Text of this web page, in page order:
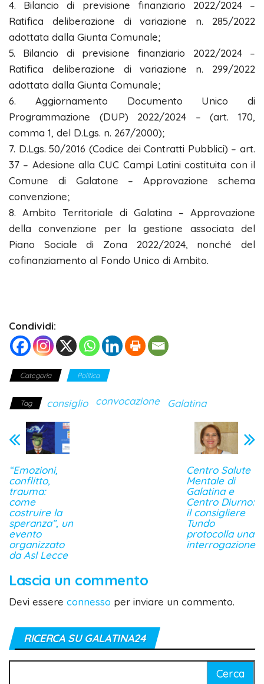
4. Bilancio di previsione finanziario 2022/2024 –
Ratifica deliberazione di variazione n. 285/2022
adottata dalla Giunta Comunale;
5. Bilancio di previsione finanziario 2022/2024 –
Ratifica deliberazione di variazione n. 299/2022
adottata dalla Giunta Comunale;
6. Aggiornamento Documento Unico di
Programmazione (DUP) 2022/2024 – (art. 170,
comma 1, del D.Lgs. n. 267/2000);
7. D.Lgs. 50/2016 (Codice dei Contratti Pubblici) – art.
37 – Adesione alla CUC Campi Latini costituita con il
Comune di Galatone – Approvazione schema
convenzione;
8. Ambito Territoriale di Galatina – Approvazione
della convenzione per la gestione associata del
Piano Sociale di Zona 2022/2024, nonché del
cofinanziamento al Fondo Unico di Ambito.
Condividi:
Categoria Politica
Tag consiglio convocazione Galatina
“Emozioni,
conflitto,
trauma:
come
costruire la
speranza”, un
evento
organizzato
da Asl Lecce
Centro Salute
Mentale di
Galatina e
Centro Diurno:
il consigliere
Tundo
protocolla una
interrogazione
Lascia un commento
Devi essere connesso per inviare un commento.
RICERCA SU GALATINA24